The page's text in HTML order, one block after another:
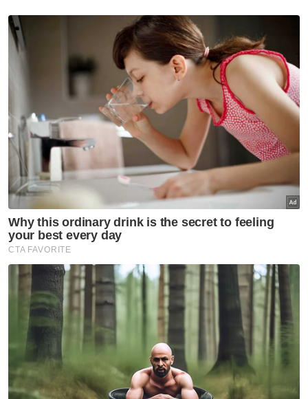
Jenazah Allahyarham selamat disemadikan
kira-kira jam 6 petang kelmarin di Tanah
Perkuburan Islam Kampung Charuk Kudong,
Pendang dekat sini.
Artikel Berkaitan:
'Ayah meninggal di hospital bukan ketika solat di
masjid'
Salahuddin Ayub meninggal dunia
Alor Setar Bandaraya Berdaya Huni
Muat turun aplikasi Sinar Harian.Klik di sini!
Guru Mengaji Maut
Artikel Disyorkan